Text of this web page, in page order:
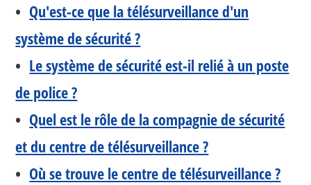
• Qu'est-ce que la télésurveillance d'un
système de sécurité ?
• Le système de sécurité est-il relié à un poste
de police ?
• Quel est le rôle de la compagnie de sécurité
et du centre de télésurveillance ?
• Où se trouve le centre de télésurveillance ?